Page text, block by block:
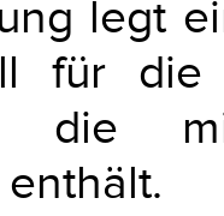
legt
für
die